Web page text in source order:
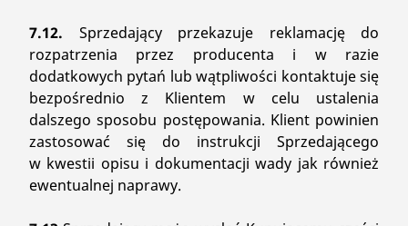
7.12. Sprzedający przekazuje reklamację do
rozpatrzenia przez producenta i w razie
dodatkowych pytań lub wątpliwości kontaktuje się
bezpośrednio z Klientem w celu ustalenia
dalszego sposobu postępowania. Klient powinien
zastosować się do instrukcji Sprzedającego
w kwestii opisu i dokumentacji wady jak również
ewentualnej naprawy.